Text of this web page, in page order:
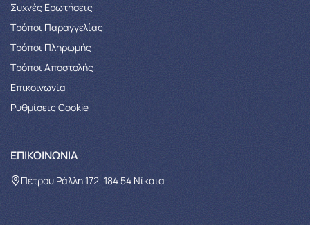
Συχνές Ερωτήσεις
Τρόποι Παραγγελίας
Tρόποι Πληρωμής
Τρόποι Αποστολής
Επικοινωνία
Ρυθμίσεις Cookie
ΕΠΙΚΟΙΝΩΝΊΑ
Πέτρου Ράλλη 172, 184 54 Νίκαια